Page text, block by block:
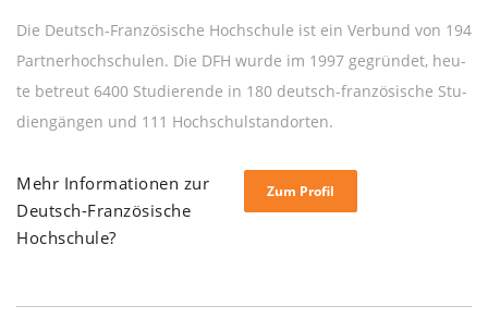
Die Deutsch-Fran­zö­si­sche Hoch­schu­le ist ein Ver­bund von 194
Part­ner­hoch­schu­len. Die DFH wur­de im 1997 ge­grün­det, heu­
te be­treut 6400 Stu­die­ren­de in 180 deutsch-fran­zö­si­sche Stu­
di­en­gän­gen und 111 Hoch­schul­stand­or­ten.
Mehr Informationen zur
Deutsch-Französische
Hochschule?
Zum Profil